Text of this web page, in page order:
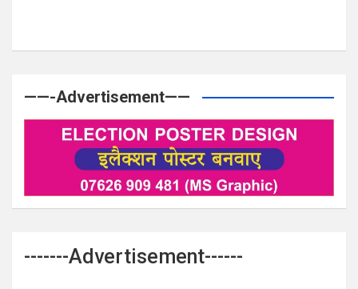
——-Advertisement——
-------Advertisement------